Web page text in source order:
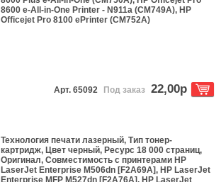
8600 e-All-in-One Printer - N911a (CM749A), HP
Officejet Pro 8100 ePrinter (CM752A)
Арт. 65092 Под заказ 22,00р
Технология печатилазерный, Типтонер-
картридж, Цветчерный, Ресурс18 000 страниц,
Оригинал, Совместимость с принтерами HP
LaserJet Enterprise M506dn [F2A69A], HP LaserJet
Enterprise MFP M527dn [F2A76A], HP LaserJet